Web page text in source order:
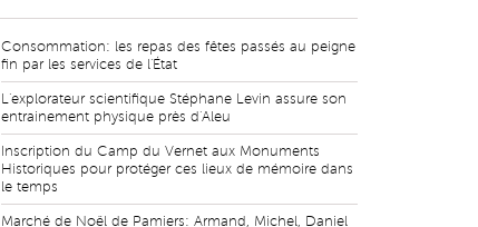
Consommation: les repas des fêtes passés au peigne
fin par les services de l'État
L'explorateur scientifique Stéphane Levin assure son
entrainement physique près d'Aleu
Inscription du Camp du Vernet aux Monuments
Historiques pour protéger ces lieux de mémoire dans
le temps
Marché de Noël de Pamiers: Armand, Michel, Daniel